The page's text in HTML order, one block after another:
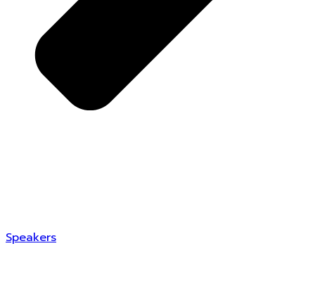
Speakers